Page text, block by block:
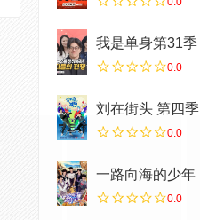
我是单身第31季
0.0
刘在街头 第四季
0.0
一路向海的少年
0.0